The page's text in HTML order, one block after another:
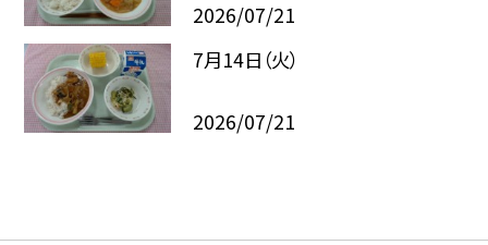
2026/07/21
7月14日（火）
2026/07/21